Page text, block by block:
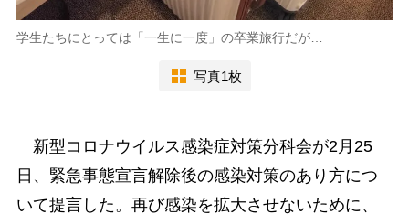
学生たちにとっては「一生に一度」の卒業旅行だが…
写真1枚
新型コロナウイルス感染症対策分科会が2月25
日、緊急事態宣言解除後の感染対策のあり方につ
いて提言した。再び感染を拡大させないために、